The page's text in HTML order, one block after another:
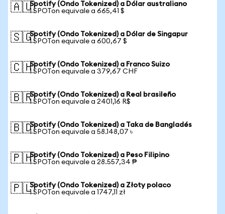
🇦🇺Spotify (Ondo Tokenized) a Dólar australiano
1 SPOTon equivale a 665,41 $
🇸🇬Spotify (Ondo Tokenized) a Dólar de Singapur
1 SPOTon equivale a 600,67 $
🇨🇭Spotify (Ondo Tokenized) a Franco Suizo
1 SPOTon equivale a 379,67 CHF
🇧🇷Spotify (Ondo Tokenized) a Real brasileño
1 SPOTon equivale a 2401,16 R$
🇧🇩Spotify (Ondo Tokenized) a Taka de Bangladés
1 SPOTon equivale a 58.148,07 ৳
🇵🇭Spotify (Ondo Tokenized) a Peso Filipino
1 SPOTon equivale a 28.557,34 ₱
🇵🇱Spotify (Ondo Tokenized) a Złoty polaco
1 SPOTon equivale a 1747,11 zł